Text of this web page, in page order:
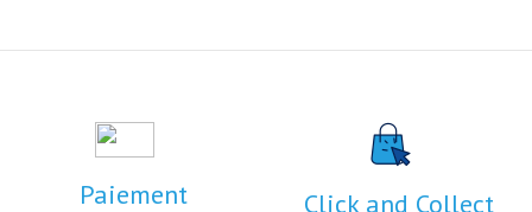
Paiement Click and Collect